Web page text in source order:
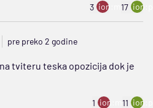
3 ion:minus
17
pre preko 2 godine
tviteru teska opozicija dok je
1 ion:minus
11